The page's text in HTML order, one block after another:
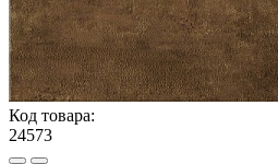
Код товара:
24573